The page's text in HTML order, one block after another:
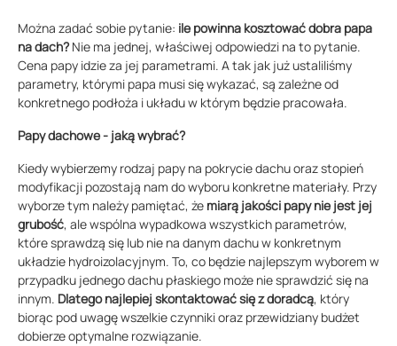
Można zadać sobie pytanie: ile powinna kosztować dobra papa
na dach? Nie ma jednej, właściwej odpowiedzi na to pytanie.
Cena papy idzie za jej parametrami. A tak jak już ustaliliśmy
parametry, którymi papa musi się wykazać, są zależne od
konkretnego podłoża i układu w którym będzie pracowała.
Papy dachowe - jaką wybrać?
Kiedy wybierzemy rodzaj papy na pokrycie dachu oraz stopień
modyfikacji pozostają nam do wyboru konkretne materiały. Przy
wyborze tym należy pamiętać, że miarą jakości papy nie jest jej
grubość, ale wspólna wypadkowa wszystkich parametrów,
które sprawdzą się lub nie na danym dachu w konkretnym
układzie hydroizolacyjnym. To, co będzie najlepszym wyborem w
przypadku jednego dachu płaskiego może nie sprawdzić się na
innym. Dlatego najlepiej skontaktować się z doradcą, który
biorąc pod uwagę wszelkie czynniki oraz przewidziany budżet
dobierze optymalne rozwiązanie.